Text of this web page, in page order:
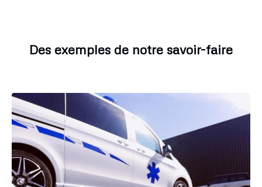
Des exemples de notre savoir-faire